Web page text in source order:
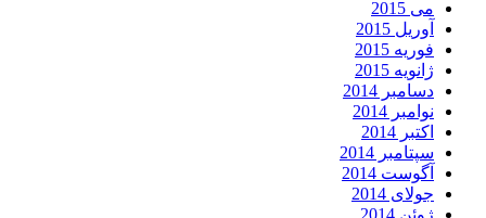
می 2015
آوریل 2015
فوریه 2015
ژانویه 2015
دسامبر 2014
نوامبر 2014
اکتبر 2014
سپتامبر 2014
آگوست 2014
جولای 2014